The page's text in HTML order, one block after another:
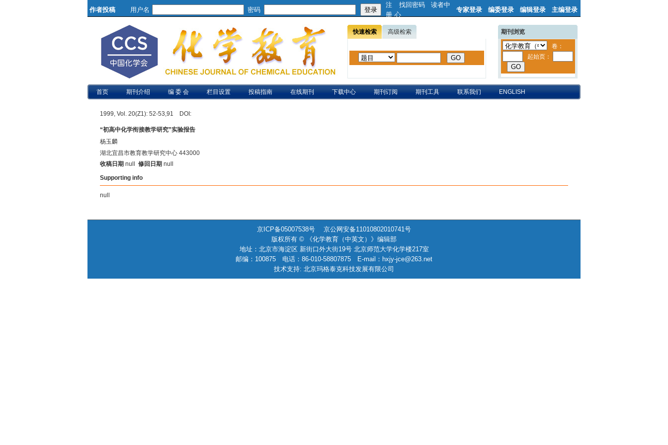
作者投稿 用户名 密码
注
册
找回密码
读者中
心
专家登录 编委登录 编辑登录 主编登录
快速检索 高级检索 期刊浏览
首页 期刊介绍 编 委 会 栏目设置 投稿指南 在线期刊 下载中心 期刊订阅 期刊工具 联系我们 ENGLISH
1999, Vol. 20(Z1): 52-53,91 DOI:
“初高中化学衔接教学研究”实验报告
杨玉麟
湖北宜昌市教育教学研究中心 443000
收稿日期 null 修回日期 null
Supporting info
null
京ICP备05007538号 京公网安备11010802010741号
版权所有 © 《化学教育（中英文）》编辑部
地址：北京市海淀区 新街口外大街19号 北京师范大学化学楼217室
邮编：100875 电话：86-010-58807875 E-mail：hxjy-jce@263.net
技术支持: 北京玛格泰克科技发展有限公司